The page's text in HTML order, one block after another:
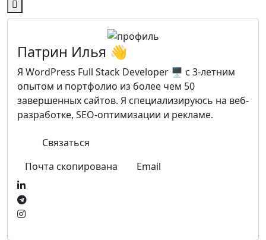
Патрин Илья 👋
Я WordPress Full Stack Developer 🖥️ с 3-летним
опытом и портфолио из более чем 50
завершенных сайтов. Я специализируюсь на веб-
разработке, SEO-оптимизации и рекламе.
Связаться
Email